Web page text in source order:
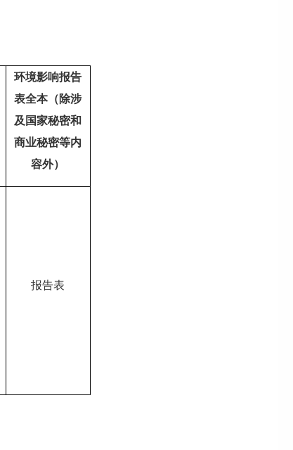
环境影响报告
表全本（除涉
及国家秘密和
商业秘密等内
容外）
报告表